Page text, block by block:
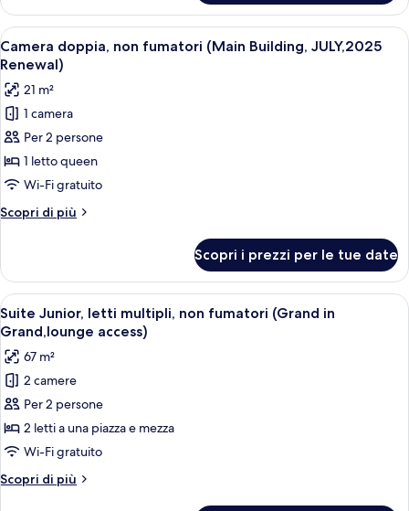
quadrupla,
non
fumatori,
edificio
Apri
tutte
le
foto
per
Camera
doppia,
non
fumatori
(Main
JULY,2025
Renewal)
Una camera d'albergo con un letto
4
Camera doppia, non fumatori (Main Building, JULY,2025
Renewal)
21 m²
1 camera
Per 2 persone
1 letto queen
Wi-Fi gratuito
Scopri di più
Altri
doppia,
non
fumatori
(Main
Building,
JULY,2025
Renewal)
Scopri i prezzi per le tue date
Apri
tutte
le
foto
per
Suite
Junior,
letti
multipli,
non
Suite Junior, letti multipli, non
7
Suite Junior, letti multipli, non fumatori (Grand in
Grand,lounge access)
67 m²
2 camere
Per 2 persone
2 letti a una piazza e mezza
Wi-Fi gratuito
Scopri di più
Altri